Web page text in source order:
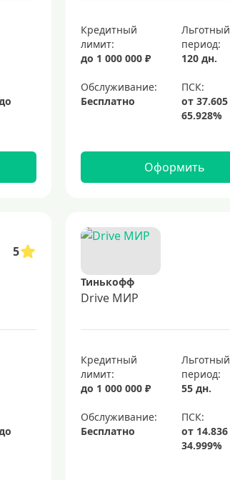
Кредитный
лимит:
до 1 000 000 ₽
Льготный
период:
120 дн.
Обслуживание:
Бесплатно
Оформить
5
Тинькофф
Drive МИР
Кредитный
лимит:
до 1 000 000 ₽
Льготный
период:
55 дн.
Обслуживание:
Бесплатно